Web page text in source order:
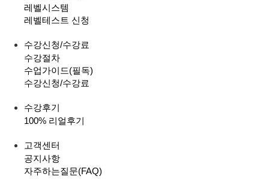
레벨시스템
레벨테스트 신청
수강신청/수강료
수강절차
수업가이드(필독)
수강신청/수강료
수강후기
100% 리얼후기
고객센터
공지사항
자주하는질문(FAQ)